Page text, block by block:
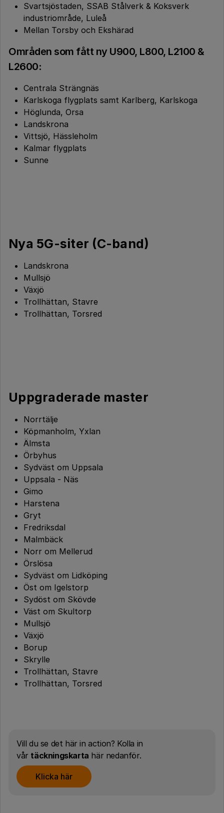
Svartsjöstaden, SSAB Stålverk & Koksverk
industriområde, Luleå
Mellan Torsby och Ekshärad
Områden som fått ny U900, L800, L2100 &
L2600:
Centrala Strängnäs
Karlskoga flygplats samt Karlberg, Karlskoga
Höglunda, Orsa
Landskrona
Vittsjö, Hässleholm
Kalmar flygplats
Sunne
Nya 5G-siter (C-band)
Landskrona
Mullsjö
Växjö
Trollhättan, Stavre
Trollhättan, Torsred
Uppgraderade master
Norrtälje
Köpmanholm, Yxlan
Älmsta
Örbyhus
Sydväst om Uppsala
Uppsala - Näs
Gimo
Harstena
Gryt
Fredriksdal
Malmbäck
Norr om Mellerud
Örslösa
Sydväst om Lidköping
Öst om Igelstorp
Sydöst om Skövde
Väst om Skultorp
Mullsjö
Växjö
Borup
Skrylle
Trollhättan, Stavre
Trollhättan, Torsred
Vill du se det här in action? Kolla in
vår täckningskarta här nedanför.
Klicka här